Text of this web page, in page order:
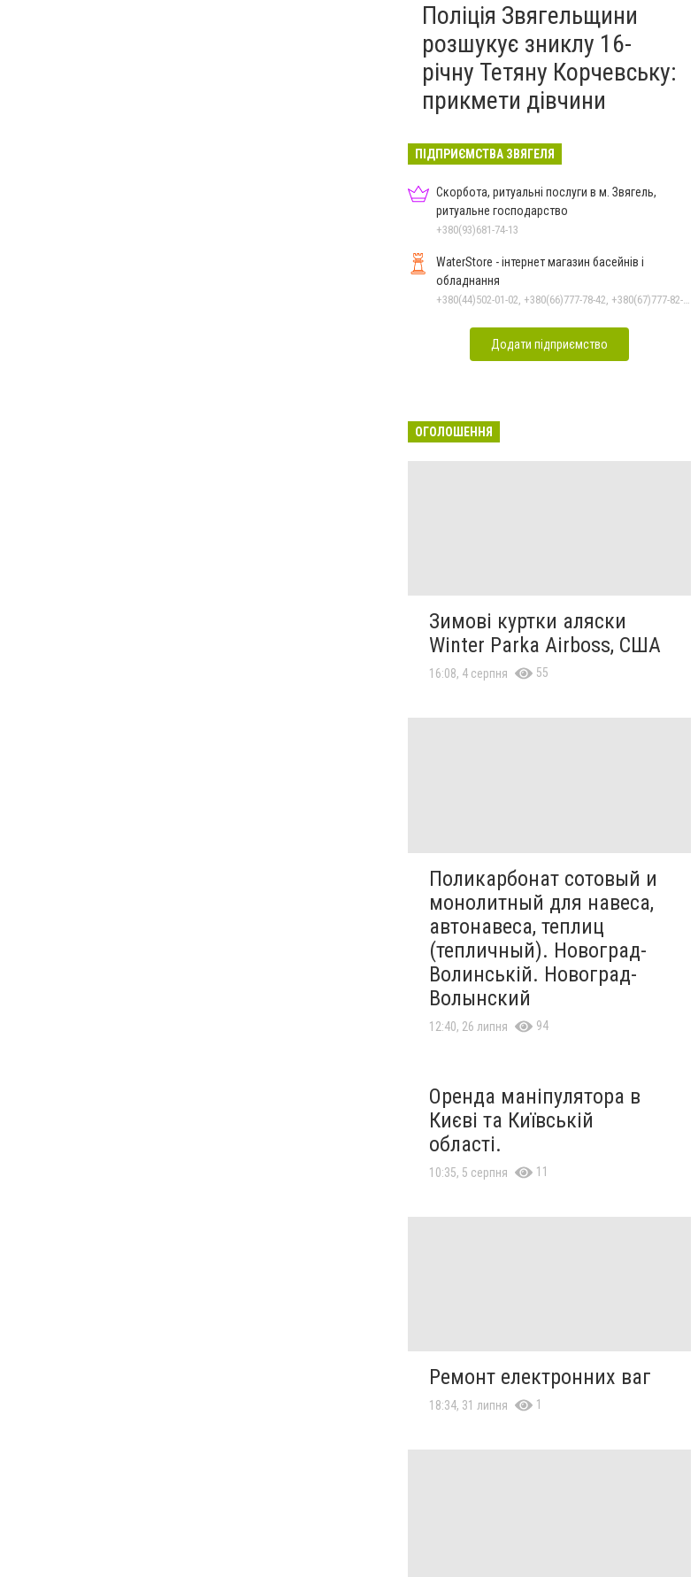
Поліція Звягельщини
розшукує зниклу 16-
річну Тетяну Корчевську:
прикмети дівчини
ПІДПРИЄМСТВА ЗВЯГЕЛЯ
Скорбота, ритуальні послуги в м. Звягель,
ритуальне господарство
+380(93)681-74-13
WaterStore - інтернет магазин басейнів і
обладнання
+380(44)502-01-02, +380(66)777-78-42, +380(67)777-82-19, +380(67)890-80-80, +380(73)890-80-80, +380(44)502-01-03
Додати підприємство
ОГОЛОШЕННЯ
Зимові куртки аляски
Winter Parka Airboss, США
16:08, 4 серпня 55
Поликарбонат сотовый и
монолитный для навеса,
автонавеса, теплиц
(тепличный). Новоград-
Волинській. Новоград-
Волынский
12:40, 26 липня 94
Оренда маніпулятора в
Києві та Київській
області.
10:35, 5 серпня 11
Ремонт електронних ваг
18:34, 31 липня 1